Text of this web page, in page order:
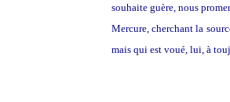
souhaite guère, nous
Mercure, cherchant la
mais qui est voué, lui, à